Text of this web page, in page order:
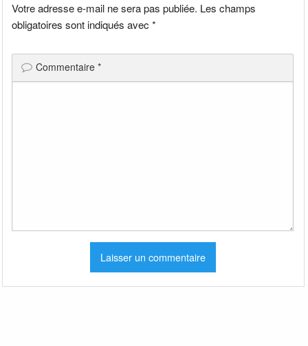
Votre adresse e-mail ne sera pas publiée. Les champs
obligatoires sont indiqués avec*
Commentaire*